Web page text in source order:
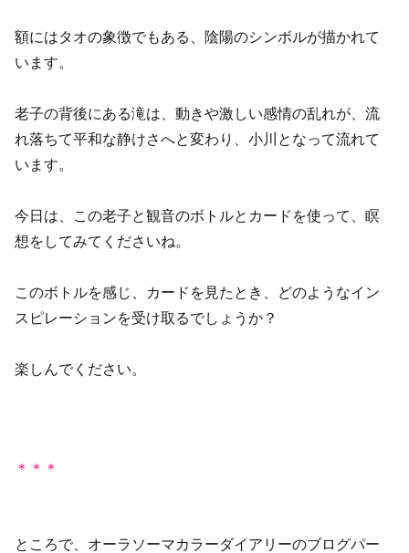
額にはタオの象徴でもある、陰陽のシンボルが描かれて
います。
老子の背後にある滝は、動きや激しい感情の乱れが、流
れ落ちて平和な静けさへと変わり、小川となって流れて
います。
今日は、この老子と観音のボトルとカードを使って、瞑
想をしてみてくださいね。
このボトルを感じ、カードを見たとき、どのようなイン
スピレーションを受け取るでしょうか？
楽しんでください。
＊＊＊
ところで、オーラソーマカラーダイアリーのブログパー